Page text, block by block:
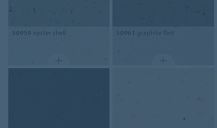
50959 oyster shell 50961 graphite flint